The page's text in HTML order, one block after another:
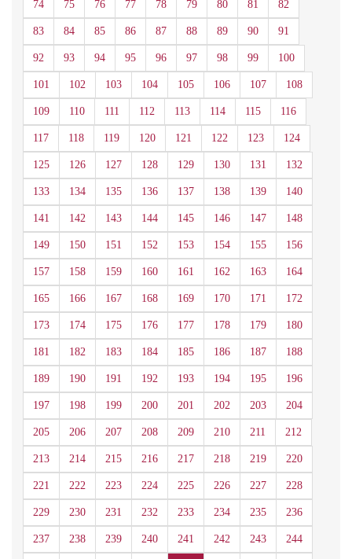
74 75 76 77 78 79 80 81 82
83 84 85 86 87 88 89 90 91
92 93 94 95 96 97 98 99 100
101 102 103 104 105 106 107 108
109 110 111 112 113 114 115 116
117 118 119 120 121 122 123 124
125 126 127 128 129 130 131 132
133 134 135 136 137 138 139 140
141 142 143 144 145 146 147 148
149 150 151 152 153 154 155 156
157 158 159 160 161 162 163 164
165 166 167 168 169 170 171 172
173 174 175 176 177 178 179 180
181 182 183 184 185 186 187 188
189 190 191 192 193 194 195 196
197 198 199 200 201 202 203 204
205 206 207 208 209 210 211 212
213 214 215 216 217 218 219 220
221 222 223 224 225 226 227 228
229 230 231 232 233 234 235 236
237 238 239 240 241 242 243 244